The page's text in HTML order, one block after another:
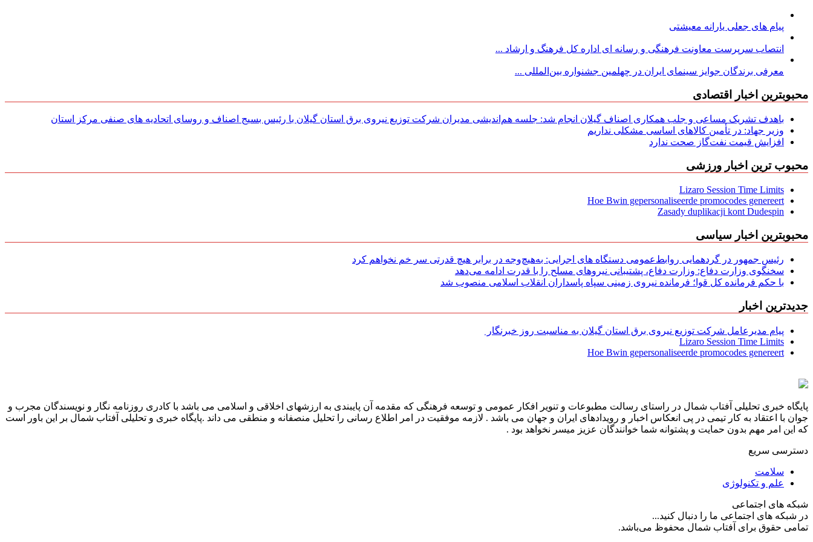
پیام های جعلی یارانه معیشتی
انتصاب سرپرست معاونت فرهنگی و رسانه ای اداره کل فرهنگ و ارشاد ...
معرفی برندگان جوایز سینمای ایران در چهلمین جشنواره بین‌المللی ...
محبوبترین اخبار اقتصادی
باهدف تشریک مساعی و جلب همکاری اصناف گیلان انجام شد: جلسه هم‌اندیشی مدیران شركت توزیع نیروی برق استان گیلان با رئیس بسیج اصناف و روسای اتحادیه های صنفی مركز استان
وزیر جهاد: در تأمین کالاهای اساسی مشکلی نداریم
افزایش قیمت نفت‌گاز صحت ندارد
محبوب ترین اخبار ورزشی
Lizaro Session Time Limits
Hoe Bwin gepersonaliseerde promocodes genereert
Zasady duplikacji kont Dudespin
محبوبترین اخبار سیاسی
رئیس جمهور در گردهمایی روابط‌عمومی دستگاه های اجرایی: به‌هیچ‌وجه در برابر هیچ قدرتی سر خم نخواهم کرد
سخنگوی وزارت دفاع: وزارت دفاع، پشتیبانی نیرو‌های مسلح را با قدرت ادامه می‌دهد
با حکم فرمانده کل قوا؛ فرمانده نیروی زمینی سپاه پاسداران انقلاب اسلامی منصوب شد
جدیدترین اخبار
پیام مدیرعامل شركت توزیع نیروی برق استان گیلان به مناسبت روز خبرنگار ‌
Lizaro Session Time Limits
Hoe Bwin gepersonaliseerde promocodes genereert
پایگاه خبری تحلیلی آفتاب شمال در راستای رسالت مطبوعات و تنویر افکار عمومی و توسعه فرهنگی که مقدمه آن پایبندی به ارزشهای اخلاقی و اسلامی می باشد با کادری روزنامه نگار و نویسندگان مجرب و
جوان با اعتقاد به کار تیمی در پی انعکاس اخبار و رویدادهای ایران و جهان می باشد . لازمه موفقیت در امر اطلاع رسانی را تحلیل منصفانه و منطقی می داند .پایگاه خبری و تحلیلی آفتاب شمال بر این باور است
که این امر مهم بدون حمایت و پشتوانه شما خوانندگان عزیز میسر نخواهد بود .
دسترسی سریع
سلامت
علم و تکنولوژی
شبکه های اجتماعی
در شبکه های اجتماعی ما را دنبال کنید...
تمامی حقوق برای آفتاب شمال محفوظ می‌باشد.